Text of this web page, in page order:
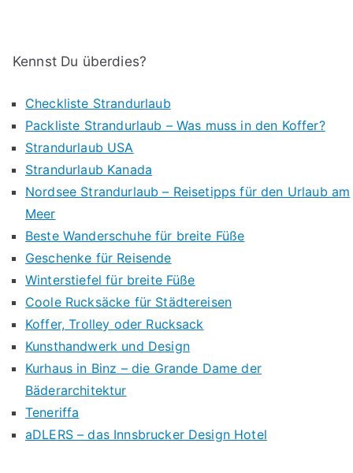
Kennst Du überdies?
Checkliste Strandurlaub
Packliste Strandurlaub – Was muss in den Koffer?
Strandurlaub USA
Strandurlaub Kanada
Nordsee Strandurlaub – Reisetipps für den Urlaub am
Meer
Beste Wanderschuhe für breite Füße
Geschenke für Reisende
Winterstiefel für breite Füße
Coole Rucksäcke für Städtereisen
Koffer, Trolley oder Rucksack
Kunsthandwerk und Design
Kurhaus in Binz – die Grande Dame der
Bäderarchitektur
Teneriffa
aDLERS – das Innsbrucker Design Hotel